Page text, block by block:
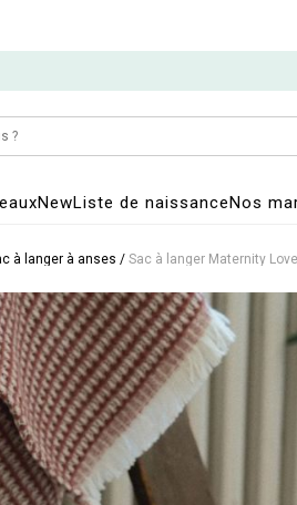
NewListe de naissanceNos
à langer à anses / Sac à langer Maternity Love